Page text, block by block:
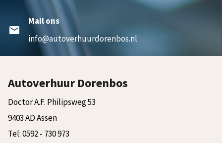
mail
Mail ons
info@autoverhuurdorenbos.nl
Autoverhuur Dorenbos
Doctor A.F. Philipsweg 53
9403 AD Assen
Tel:0592 - 730 973